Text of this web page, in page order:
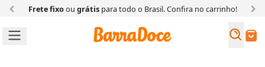
Frete fixoou grátispara todo o Brasil. Confira no carrinho!
Buscar